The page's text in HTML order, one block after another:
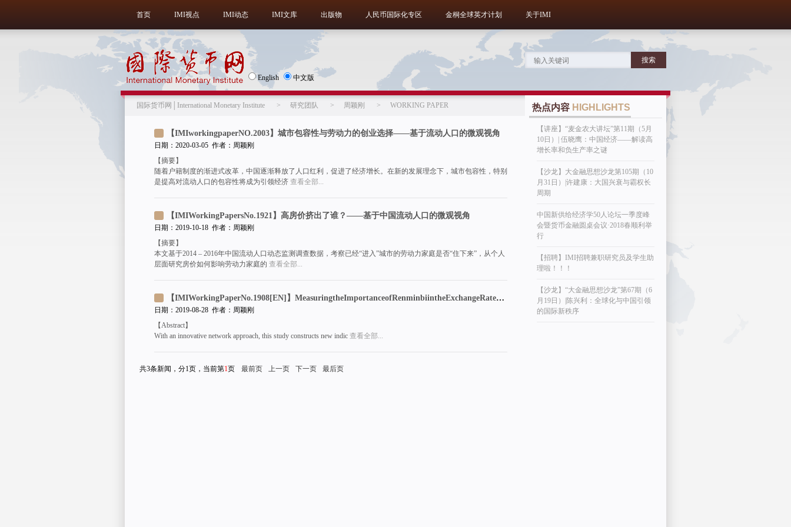
首页 IMI视点 IMI动态 IMI文库 出版物 人民币国际化专区 金桐全球英才计划 关于IMI
English 中文版
国际货币网│International Monetary Institute > 研究团队 > 周颖刚 > WORKING PAPER
【IMIworkingpaperNO.2003】城市包容性与劳动力的创业选择——基于流动人口的微观视角
日期：2020-03-05 作者：周颖刚
【摘要】
随着户籍制度的渐进式改革，中国逐渐释放了人口红利，促进了经济增长。在新的发展理念下，城市包容性，特别
是提高对流动人口的包容性将成为引领经济 查看全部...
【IMIWorkingPapersNo.1921】高房价挤出了谁？——基于中国流动人口的微观视角
日期：2019-10-18 作者：周颖刚
【摘要】
本文基于2014 – 2016年中国流动人口动态监测调查数据，考察已经“进入”城市的劳动力家庭是否“住下来”，从个人
层面研究房价如何影响劳动力家庭的 查看全部...
【IMIWorkingPaperNo.1908[EN]】MeasuringtheImportanceofRenminbiintheExchangeRateSpilloverNetworks:NewIndicesofRMBInternationalization
日期：2019-08-28 作者：周颖刚
【Abstract】
With an innovative network approach, this study constructs new indic 查看全部...
共3条新闻，分1页，当前第1页 最前页 上一页 下一页 最后页
热点内容 HIGHLIGHTS
【讲座】“麦金农大讲坛”第11期（5月
10日）| 伍晓鹰：中国经济——解读高
增长率和负生产率之谜
【沙龙】大金融思想沙龙第105期（10
月31日）|许建康：大国兴衰与霸权长
周期
中国新供给经济学50人论坛一季度峰
会暨货币金融圆桌会议·2018春顺利举
行
【招聘】IMI招聘兼职研究员及学生助
理啦！！！
【沙龙】“大金融思想沙龙”第67期（6
月19日）|陈兴利：全球化与中国引领
的国际新秩序